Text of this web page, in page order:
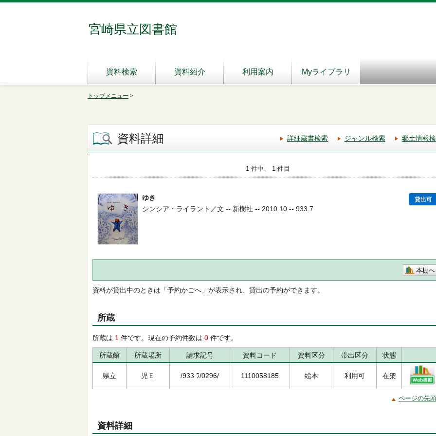
宮崎県立図書館
資料検索 資料紹介 利用案内 Myライブラリ
トップメニュー >
資料詳細 詳細蔵書検索 ジャンル検索 郷土情報
1 件中、 1 件目
ゆき 貸出可
シンシア・ライラント／文 -- 新樹社 -- 2010.10 -- 933.7
本棚へ
資料が貸出中のときは「予約かごへ」が表示され、貸出の予約ができます。
所蔵
所蔵は 1 件です。現在の予約件数は 0 件です。
所蔵館 所蔵場所 請求記号 資料コード 資料区分 帯出区分 状態
県立 児Ｅ /933 ﾗ/0296/ 1110058185 絵本 利用可 在架
ページの先
資料詳細